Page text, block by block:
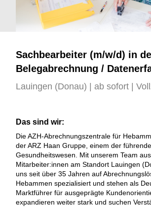
Sachbearbeiter (m/w/d) in
Belegabrechnung /
Lauingen (Donau) | ab sofort |
Das sind wir:
Die AZH-Abrechnungszentrale für
der ARZ Haan Gruppe, einem der
Gesundheitswesen. Mit unserem Team
Mitarbeiter:innen am Standort Lauingen
uns seit über 35 Jahren auf
Hebammen spezialisiert und stehen als
Marktführer für ausgeprägte
expandieren weiter stark und suchen